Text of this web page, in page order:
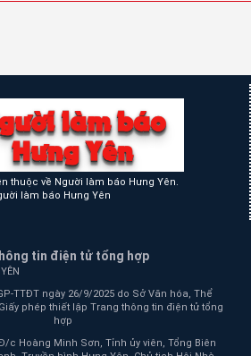
thuộc về Người làm báo Hưng Yên.
làm báo Hưng Yên
tin điện tử tổng hợp
TTĐT ngày 26/9/2025 do Sở Văn hóa, Thể
phép thiết lập Trang thông tin điện tử tổng
hợp
c Hoàng Minh Sơn, Tỉnh ủy viên, Tổng Biên